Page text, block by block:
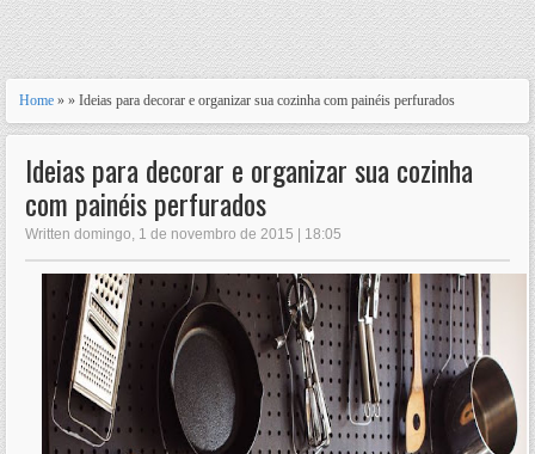
Home » » Ideias para decorar e organizar sua cozinha com painéis perfurados
Ideias para decorar e organizar sua cozinha
com painéis perfurados
Written domingo, 1 de novembro de 2015 | 18:05